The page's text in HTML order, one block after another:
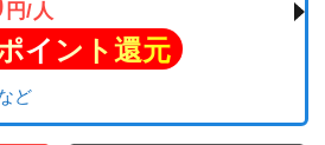
円/人
イント還元